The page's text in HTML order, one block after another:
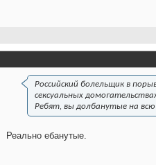
Российский болельщик в
сексуальных
Ребят, вы долбанутые на всю
Реально ебанутые.